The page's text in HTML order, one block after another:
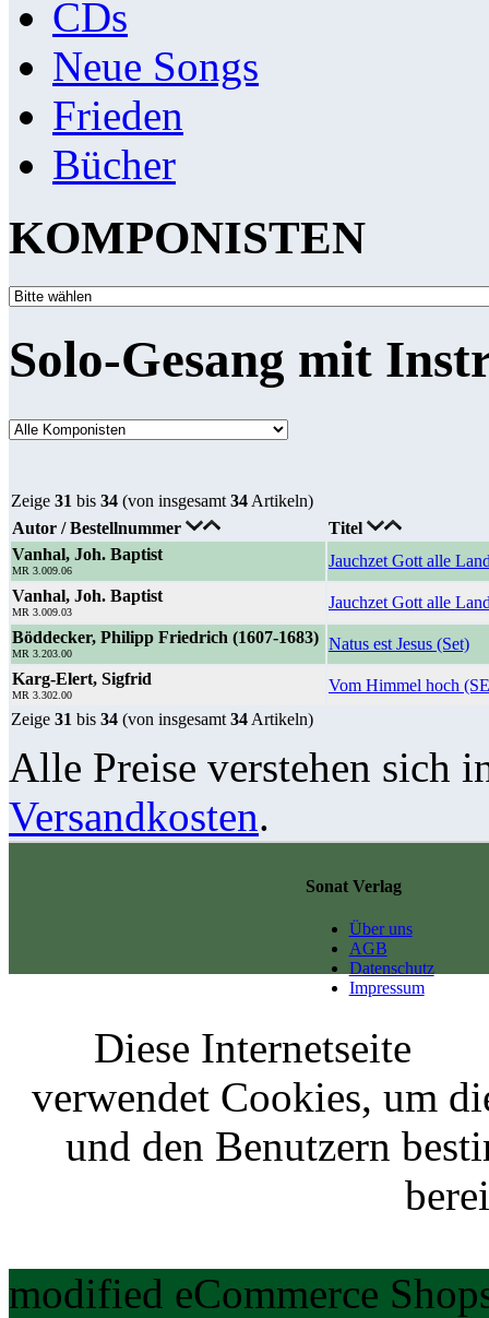
CDs
Neue Songs
Frieden
Bücher
KOMPONISTEN
Solo-Gesang mit
Zeige 31 bis 34 (von insgesamt 34 Artikeln)
Autor / Bestellnummer
Titel
Vanhal, Joh. Baptist
MR 3.009.06
Jauchzet Gott alle
Vanhal, Joh. Baptist
MR 3.009.03
Jauchzet Gott alle
Böddecker, Philipp Friedrich (1607-1683)
MR 3.203.00
Natus est Jesus (Set)
Karg-Elert, Sigfrid
MR 3.302.00
Vom Himmel hoch
Zeige 31 bis 34 (von insgesamt 34 Artikeln)
Alle Preise verstehen sich
Versandkosten.
Sonat Verlag
Über uns
AGB
Datenschutz
Impressum
Diese Internetseite
verwendet Cookies, um
und den Benutzern
modified eCommerce